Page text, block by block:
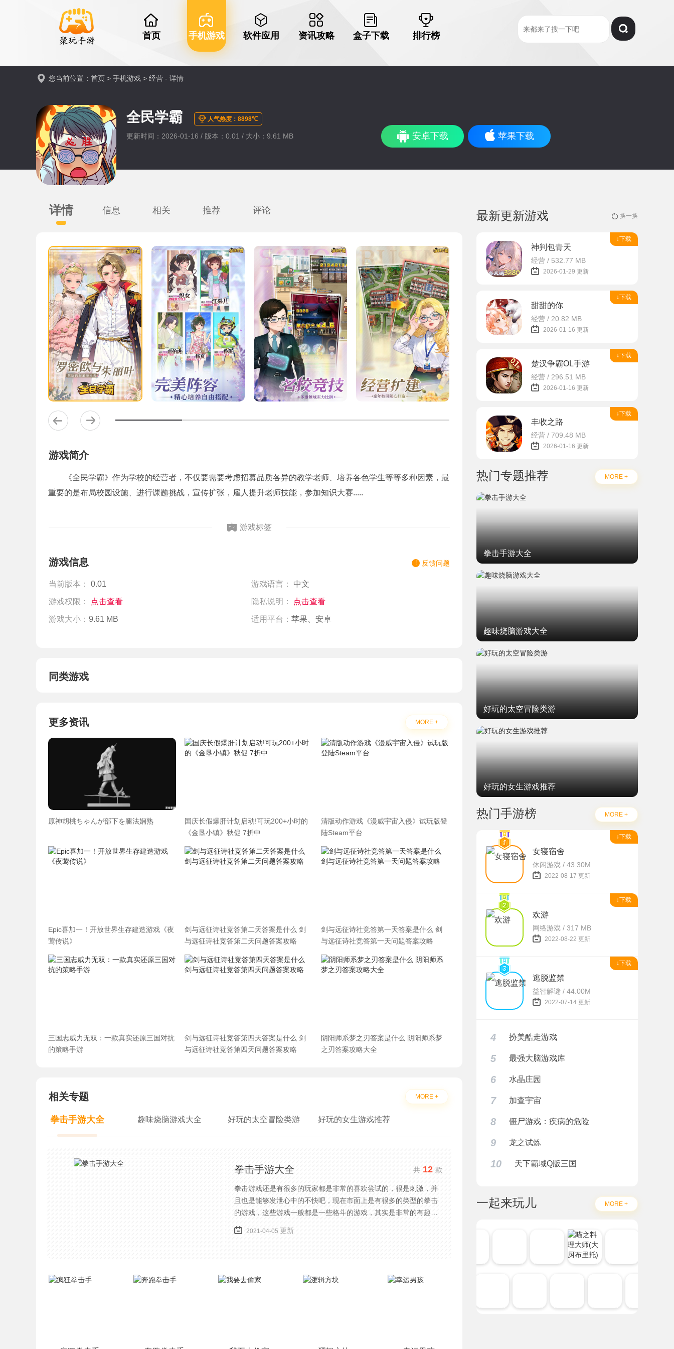
首页 手机游戏 软件应用 资讯攻略 盒子下载 排行榜
您当前位置： 首页 > 手机游戏 > 经营 - 详情
全民学霸 人气热度：8898℃
更新时间：2026-01-16 / 版本：0.01 / 大小：9.61 MB 安卓下载 苹果下载
详情 信息 相关 推荐 评论
游戏简介
《全民学霸》作为学校的经营者，不仅要需要考虑招募品质各异的教学老师、培养各色学生等等多种因素，最
重要的是布局校园设施、进行课题挑战，宣传扩张，雇人提升老师技能，参加知识大赛.....
游戏标签
游戏信息 反馈问题
当前版本： 0.01 游戏语言： 中文
游戏权限： 点击查看 隐私说明： 点击查看
游戏大小： 9.61 MB 适用平台： 苹果、安卓
同类游戏
更多资讯 MORE +
原神胡桃ちゃんが部下を腿法娴熟
国庆长假爆肝计划启动!可玩200+小时的
《金垦小镇》秋促 7折中
清版动作游戏《漫威宇宙入侵》试玩版登
陆Steam平台
Epic喜加一！开放世界生存建造游戏《夜
莺传说》
剑与远征诗社竞答第二天答案是什么 剑
与远征诗社竞答第二天问题答案攻略
剑与远征诗社竞答第一天答案是什么 剑
与远征诗社竞答第一天问题答案攻略
三国志威力无双：一款真实还原三国对抗
的策略手游
剑与远征诗社竞答第四天答案是什么 剑
与远征诗社竞答第四天问题答案攻略
阴阳师系梦之刃答案是什么 阴阳师系梦
之刃答案攻略大全
相关专题 MORE +
拳击手游大全 趣味烧脑游戏大全 好玩的太空冒险类游 好玩的女生游戏推荐
拳击手游大全 共12 款
拳击游戏还是有很多的玩家都是非常的喜欢尝试的，很是刺激，并
且也是能够发泄心中的不快吧，现在市面上是有很多的类型的拳击
的游戏，这些游戏一般都是一些格斗的游戏，其实是非常的有趣，
也是相当的刺激的，游戏中是有一些不同的场景都是能够去进行体
验的，我们也是能够去刺激的进行对战的，小编现在就是收集了一
2021-04-05 更新
最新更新游戏 换一换
↓下载
神判包青天
经营 / 532.77 MB
2026-01-29 更新
↓下载
甜甜的你
经营 / 20.82 MB
2026-01-16 更新
↓下载
楚汉争霸OL手游
经营 / 296.51 MB
2026-01-16 更新
↓下载
丰收之路
经营 / 709.48 MB
2026-01-16 更新
热门专题推荐 MORE +
拳击手游大全
趣味烧脑游戏大全
好玩的太空冒险类游
好玩的女生游戏推荐
热门手游榜 MORE +
↓下载
女寝宿舍
休闲游戏 / 43.30M
2022-08-17 更新
↓下载
欢游
网络游戏 / 317 MB
2022-08-22 更新
↓下载
逃脱监禁
益智解谜 / 44.00M
2022-07-14 更新
4 扮美酷走游戏
5 最强大脑游戏库
6 水晶庄园
7 加查宇宙
8 僵尸游戏：疾病的危险
9 龙之试炼
10 天下霸域Q版三国
一起来玩儿 MORE +